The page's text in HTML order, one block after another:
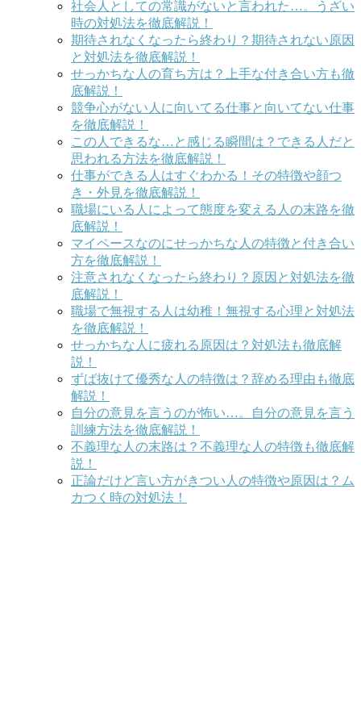
社会人としての常識がないと言われた…。うざい
時の対処法を徹底解説！
期待されなくなったら終わり？期待されない原因
と対処法を徹底解説！
せっかちな人の育ち方は？上手な付き合い方も徹
底解説！
競争心がない人に向いてる仕事と向いてない仕事
を徹底解説！
この人できるな…と感じる瞬間は？できる人だと
思われる方法を徹底解説！
仕事ができる人はすぐわかる！その特徴や顔つ
き・外見を徹底解説！
職場にいる人によって態度を変える人の末路を徹
底解説！
マイペースなのにせっかちな人の特徴と付き合い
方を徹底解説！
注意されなくなったら終わり？原因と対処法を徹
底解説！
職場で無視する人は幼稚！無視する心理と対処法
を徹底解説！
せっかちな人に疲れる原因は？対処法も徹底解
説！
ずば抜けて優秀な人の特徴は？辞める理由も徹底
解説！
自分の意見を言うのが怖い…。自分の意見を言う
訓練方法を徹底解説！
不義理な人の末路は？不義理な人の特徴も徹底解
説！
正論だけど言い方がきつい人の特徴や原因は？ム
カつく時の対処法！